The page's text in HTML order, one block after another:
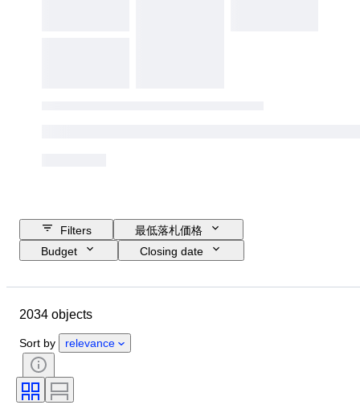
Filters
最低落札価格
Budget
Closing date
コンディション
時代
主題
技法
署名
言語
スケール
2034 objects
Sort by relevance